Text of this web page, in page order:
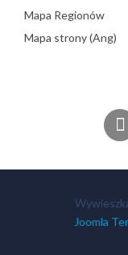
Mapa Regionów
Mapa strony (Ang)
Joomla